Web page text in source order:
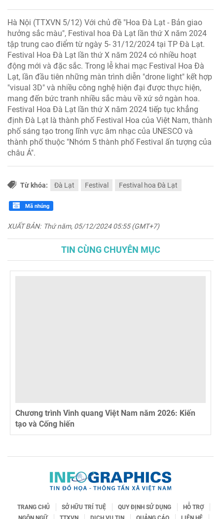
Hà Nội (TTXVN 5/12) Với chủ đề "Hoa Đà Lạt - Bản giao
hưởng sắc màu", Festival hoa Đà Lạt lần thứ X năm 2024
tập trung cao điểm từ ngày 5- 31/12/2024 tại TP Đà Lạt.
Festival Hoa Đà Lạt lần thứ X năm 2024 có nhiều hoạt
động mới và đặc sắc. Trong lễ khai mạc Festival Hoa Đà
Lạt, lần đầu tiên những màn trình diễn "drone light" kết hợp
"visual 3D" và nhiều công nghệ hiện đại được thực hiện,
mang đến bức tranh nhiều sắc màu về xứ sở ngàn hoa.
Festival Hoa Đà Lạt lần thứ X năm 2024 tiếp tục khẳng
định Đà Lạt là thành phố Festival Hoa của Việt Nam, thành
phố sáng tạo trong lĩnh vực âm nhạc của UNESCO và
thành phố thuộc "Nhóm 5 thành phố Festival ấn tượng của
châu Á".
Từ khóa: Đà Lạt Festival Festival hoa Đà Lạt
Mã nhúng
XUẤT BẢN: Thứ năm, 05/12/2024 05:55 (GMT+7)
TIN CÙNG CHUYÊN MỤC
Chương trình Vinh quang Việt Nam năm 2026: Kiến
tạo và Cống hiến
TRANG CHỦ SỞ HỮU TRÍ TUỆ QUY ĐỊNH SỬ DỤNG
HỖ TRỢ